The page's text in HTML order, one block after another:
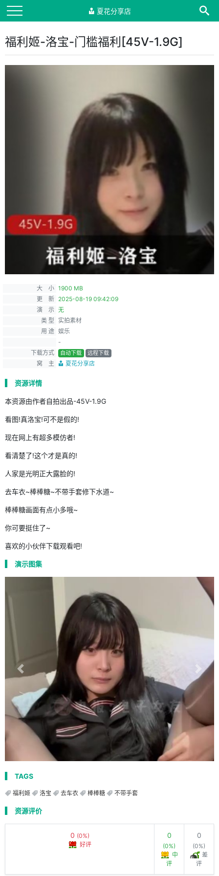
夏花分享店
福利姬-洛宝-门槛福利[45V-1.9G]
大 小 1900 MB
更 新 2025-08-19 09:42:09
演 示 无
类 型
实拍素材
用 途 娱乐
-
下载方式
自动下载 远程下载
窝 主 夏花分享店
资源详情
本资源由作者自拍出品-45V-1.9G
看图!真洛宝!可不是假的!
现在网上有超多模仿者!
看清楚了!这个才是真的!
人家是光明正大露脸的!
去车衣~棒棒糖~不带手套修下水道~
棒棒糖画面有点小多哦~
你可要挺住了~
喜欢的小伙伴下载观看吧!
演示图集
TAGS
福利姬 洛宝 去车衣 棒棒糖 不带手套
资源评价
0 (0%)
好评
0
(0%)
中
评
0
(0%)
差
评